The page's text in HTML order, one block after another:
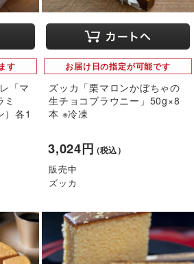
す
「マ
）各1
お届け日の指定が可能です
ズッカ「栗マロンかぼちゃの
生チョコブラウニー」50g×8
本 ※冷凍
3,024円（税込）
販売中
ズッカ